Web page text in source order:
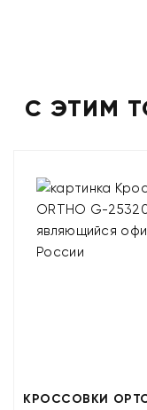
С ЭТИМ
КРОССОВКИ